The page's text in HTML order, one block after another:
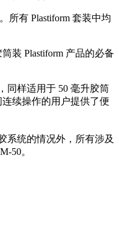
所有 Plastiform 套装中均
装 Plastiform 产品的必备
同样适用于 50 毫升胶筒
续操作的用户提供了便
系统的情况外，所有涉及
50。